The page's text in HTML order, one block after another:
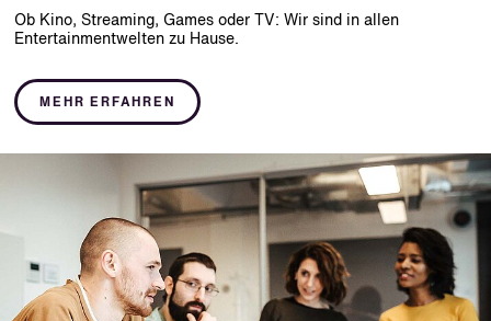
Ob Kino, Streaming, Games oder TV: Wir sind in allen
Entertainmentwelten zu Hause.
MEHR ERFAHREN